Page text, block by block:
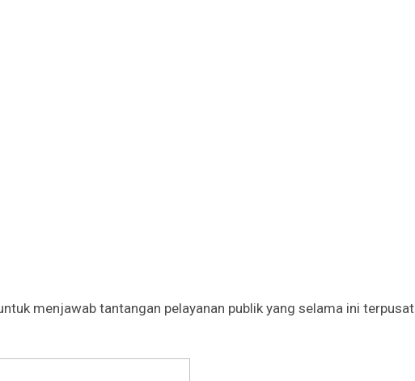
menjawab tantangan pelayanan publik yang selama ini terpusat